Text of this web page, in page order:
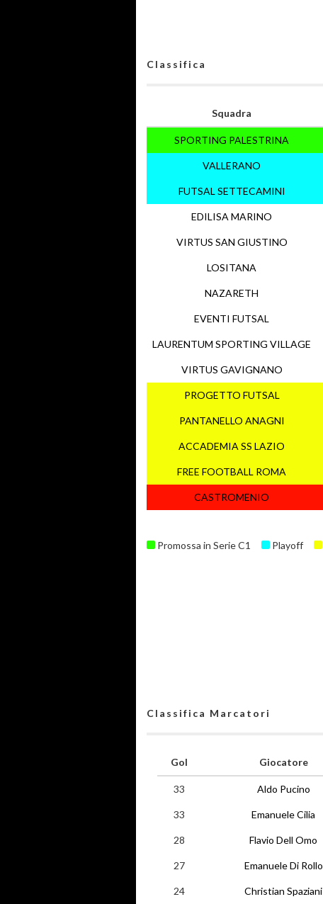
Classifica
Squadra
SPORTING PALESTRINA
VALLERANO
FUTSAL SETTECAMINI
EDILISA MARINO
VIRTUS SAN GIUSTINO
LOSITANA
NAZARETH
EVENTI FUTSAL
LAURENTUM SPORTING VILLAGE
VIRTUS GAVIGNANO
PROGETTO FUTSAL
PANTANELLO ANAGNI
ACCADEMIA SS LAZIO
FREE FOOTBALL ROMA
CASTROMENIO
Promossa in Serie C1 Playoff
Classifica Marcatori
Gol Giocatore
33 Aldo Pucino
33 Emanuele Cilia
28 Flavio Dell Omo
27 Emanuele Di Rollo
24 Christian Spaziani